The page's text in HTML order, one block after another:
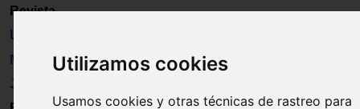
Utilizamos cookies
Usamos cookies y otras técnicas de rastreo para
Revista
Libros
Material
Juguetes